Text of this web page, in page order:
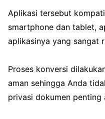
Aplikasi tersebut
smartphone dan tablet,
aplikasinya yang sangat
Proses konversi
aman sehingga Anda
privasi dokumen penting